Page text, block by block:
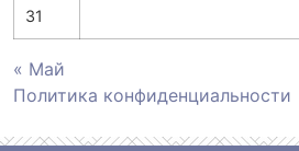
31
« Май
Политика конфиденциальности